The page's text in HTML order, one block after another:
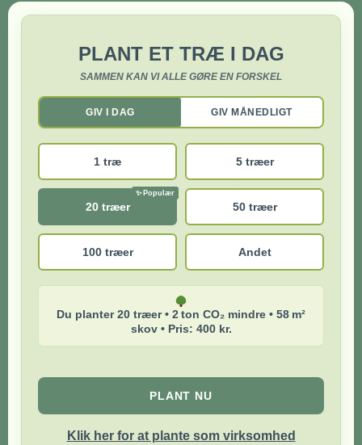
PLANT ET TRÆ I DAG
SAMMEN KAN VI ALLE GØRE EN FORSKEL
GIV I DAG GIV MÅNEDLIGT
1 træ 5 træer
20 træer 50 træer
100 træer Andet
Du planter 20 træer • 2 ton CO₂ mindre • 58 m²
skov • Pris: 400 kr.
PLANT NU
Klik her for at plante som virksomhed